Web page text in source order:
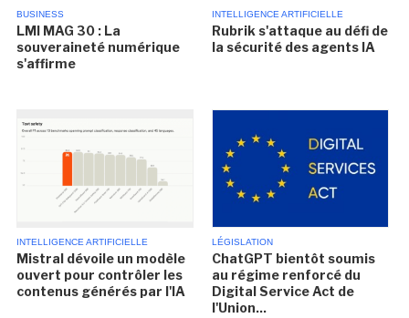
BUSINESS
LMI MAG 30 : La
souveraineté numérique
s'affirme
INTELLIGENCE ARTIFICIELLE
Rubrik s'attaque au défi de
la sécurité des agents IA
INTELLIGENCE ARTIFICIELLE
Mistral dévoile un modèle
ouvert pour contrôler les
contenus générés par l'IA
LÉGISLATION
ChatGPT bientôt soumis
au régime renforcé du
Digital Service Act de
l'Union...